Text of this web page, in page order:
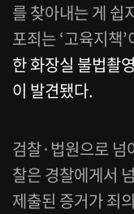
를 찾아내는 게 쉽
포죄는 ‘고육지책
한 화장실 불법촬
이 발견됐다.
검찰·법원으로 넘
찰은 경찰에게서
제출된 증거가 죄